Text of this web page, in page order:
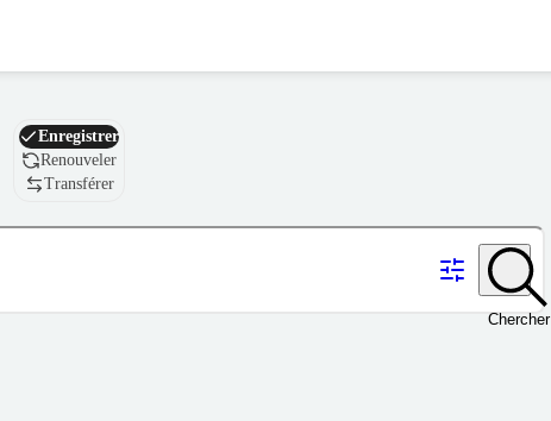
Nom de domaine
Enregistrer
Renouveler
Transférer
Chercher